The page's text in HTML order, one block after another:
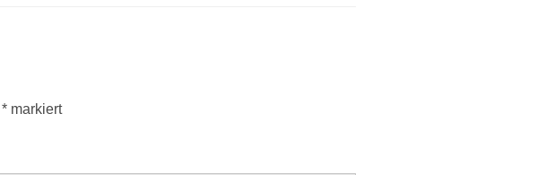
* markiert